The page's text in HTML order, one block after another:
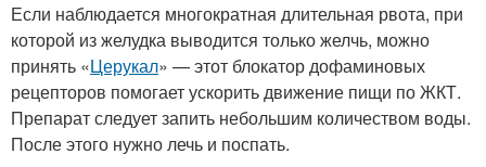
Если наблюдается многократная длительная рвота, при
которой из желудка выводится только желчь, можно
принять «Церукал» — этот блокатор дофаминовых
рецепторов помогает ускорить движение пищи по ЖКТ.
Препарат следует запить небольшим количеством воды.
После этого нужно лечь и поспать.